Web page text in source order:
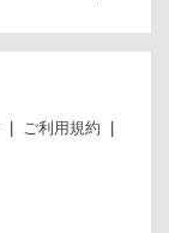
ご利用規約